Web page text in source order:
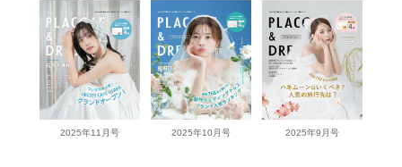
2025年11月号 2025年10月号 2025年9月号